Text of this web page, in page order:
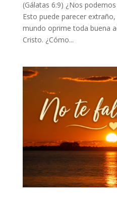
(Gálatas 6:9) ¿Nos
Esto puede parecer
mundo oprime toda buena
Cristo. ¿Cómo...